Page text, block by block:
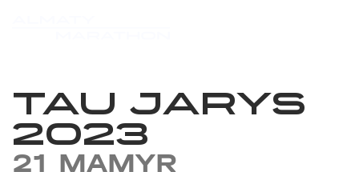
TAU JARYS
2023
21 MAMYR